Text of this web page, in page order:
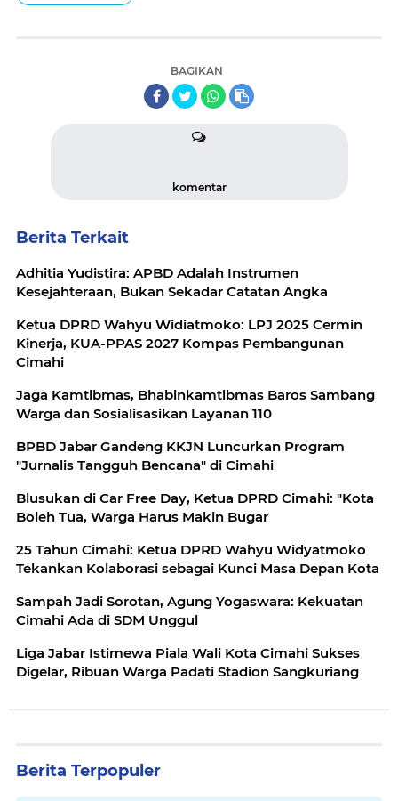
BAGIKAN
komentar
Berita Terkait
Adhitia Yudistira: APBD Adalah Instrumen
Kesejahteraan, Bukan Sekadar Catatan Angka
Ketua DPRD Wahyu Widiatmoko: LPJ 2025 Cermin
Kinerja, KUA-PPAS 2027 Kompas Pembangunan
Cimahi
Jaga Kamtibmas, Bhabinkamtibmas Baros Sambang
Warga dan Sosialisasikan Layanan 110
BPBD Jabar Gandeng KKJN Luncurkan Program
"Jurnalis Tangguh Bencana" di Cimahi
Blusukan di Car Free Day, Ketua DPRD Cimahi: "Kota
Boleh Tua, Warga Harus Makin Bugar
25 Tahun Cimahi: Ketua DPRD Wahyu Widyatmoko
Tekankan Kolaborasi sebagai Kunci Masa Depan Kota
Sampah Jadi Sorotan, Agung Yogaswara: Kekuatan
Cimahi Ada di SDM Unggul
Liga Jabar Istimewa Piala Wali Kota Cimahi Sukses
Digelar, Ribuan Warga Padati Stadion Sangkuriang
Berita Terpopuler